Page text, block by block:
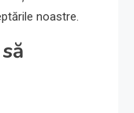
noastre.